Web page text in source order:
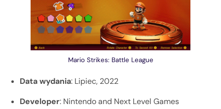
Mario Strikes: Battle League
Data wydania: Lipiec, 2022
Developer: Nintendo and Next Level Games